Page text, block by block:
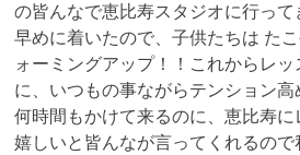
の皆んなで恵比寿スタジオに行って
早めに着いたので、子供たちは た
ォーミングアップ！！これからレ
に、いつもの事ながらテンション
何時間もかけて来るのに、恵比寿
嬉しいと皆んなが言ってくれるので